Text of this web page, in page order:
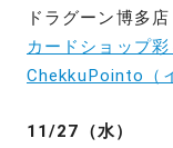
ドラグーン博多店
カードショップ彩
ChekkuPointo（
11/27（水）